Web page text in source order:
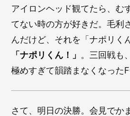
アイロンヘッド観てたら、む
てない時の方が好きだ。毛利
んだけど、それを「ナポリく
「ナポリくん！」 。三回戦も
極めすぎて韻踏まなくなった
さて、明日の決勝。会見でか